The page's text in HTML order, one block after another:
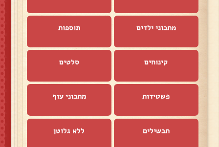
מתכוני ילדים תוספות
קינוחים סלטים
פשטידות מתכוני עוף
תבשילים ללא גלוטן